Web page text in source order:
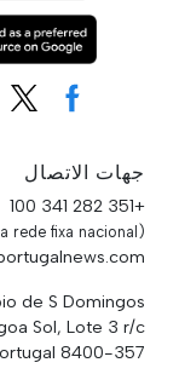
جهات الاتصال
+351 282 341 100
(Chamada para a rede fixa nacional)
de S Domingos
Sol, Lote 3 r/c
8400-357 Lagoa - Portugal